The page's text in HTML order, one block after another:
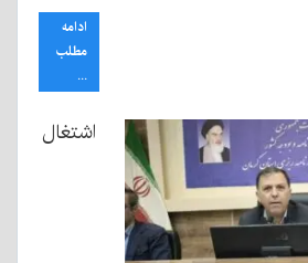
ادامه
مطلب
...
اشتغال